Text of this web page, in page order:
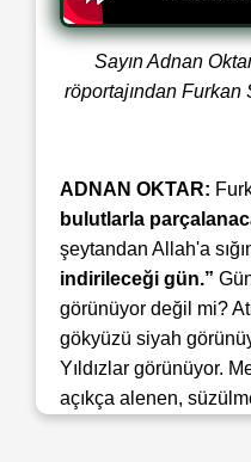
Sayın Adnan
röportajından Furkan
ADNAN OKTAR:
bulutlarla
şeytandan Allah'a
indirileceği gün.”
görünüyor değil mi?
gökyüzü siyah
Yıldızlar görünüyor.
açıkça alenen,